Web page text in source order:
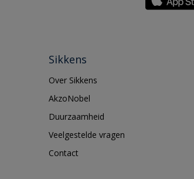
Sikkens
Over Sikkens
AkzoNobel
Duurzaamheid
Veelgestelde vragen
Contact